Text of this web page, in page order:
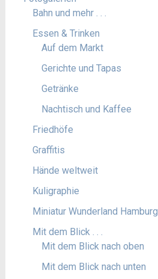
Bahn und mehr . . .
Essen & Trinken
Auf dem Markt
Gerichte und Tapas
Getränke
Nachtisch und Kaffee
Friedhöfe
Graffitis
Hände weltweit
Kuligraphie
Miniatur Wunderland Hamburg
Mit dem Blick . . .
Mit dem Blick nach oben
Mit dem Blick nach unten